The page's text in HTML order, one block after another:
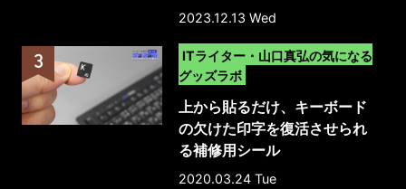
すめ）
2023.12.13 Wed
ITライター・山口真弘の気になる
グッズラボ
上から貼るだけ、キーボード
の欠けた印字を復活させられ
る補修用シール
2020.03.24 Tue